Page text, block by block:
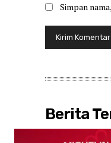
Simpan
Berita